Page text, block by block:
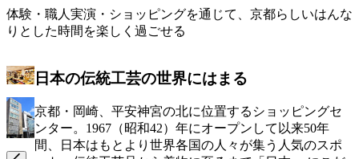
体験・職人実演・ショッピングを通じて、京都らしいはんな
りとした時間を楽しく過ごせる
日本の伝統工芸の世界にはまる
京都・岡崎、平安神宮の北に位置するショッピングセ
ンター。1967（昭和42）年にオープンして以来50年
間、日本はもとより世界各国の人々が集う人気のスポ